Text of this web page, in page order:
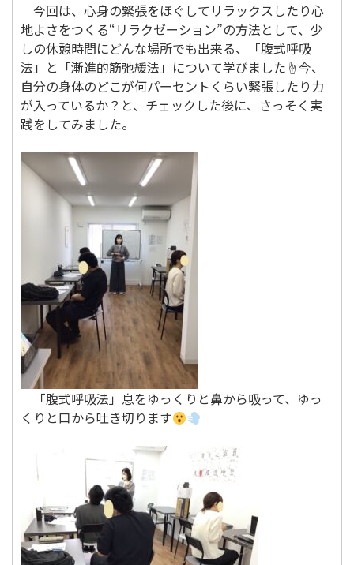
今回は、心身の緊張をほぐしてリラックスしたり心
地よさをつくる“リラクゼーション”の方法として、少
しの休憩時間にどんな場所でも出来る、「腹式呼吸
法」と「漸進的筋弛緩法」について学びました☝今、
自分の身体のどこが何パーセントくらい緊張したり力
が入っているか？と、チェックした後に、さっそく実
践をしてみました。
「腹式呼吸法」息をゆっくりと鼻から吸って、ゆっ
くりと口から吐き切ります